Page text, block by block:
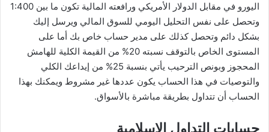
اليورو في مقابل الدولار الأمريكي ورافعته المالية تكون ما بين 1:400
وتحصل على نفس التحليل اليومي للسوق المالي ويرسل إليك
بشكل دائم وتحصل كذلك على مدير حساب خاص بك أما على
المستوى الخاص بالتوقف نسبته 20% من القيمة الكلية للهامش
المحجوز وبونص الترحيب يأتي بنسبة 25% من إيداعك الكلي
والتوصيات في هذا الحساب يكون عددها غير مشروط ويمكنك بهذا
الحساب أن تتداول بطريقة مباشرة بالأسواق.
حسابات التداول الإسلامية